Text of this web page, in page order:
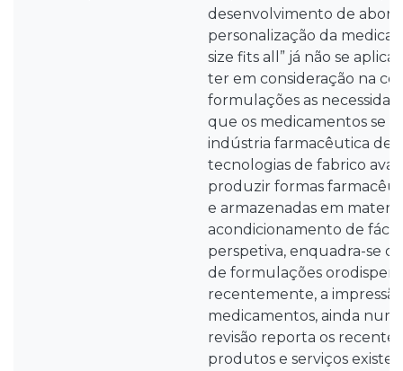
desenvolvimento de
personalização da
size fits all” já não se
ter em consideração na
formulações as
que os medicamentos se
indústria farmacêutica
tecnologias de fabrico
produzir formas
e armazenadas em
acondicionamento de fácil
perspetiva, enquadra-se o
de formulações
recentemente, a
medicamentos, ainda
revisão reporta os recentes
produtos e serviços